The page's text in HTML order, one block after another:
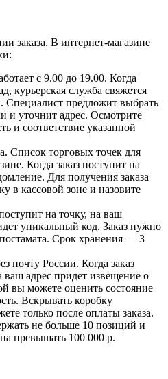
заказа. В интернет-магазине
с 9.00 до 19.00. Когда
курьерская служба свяжется
Специалист предложит выбрать
и уточнит адрес. Осмотрите
и соответствие указанной
Список торговых точек для
Когда заказ поступит на
Для получения заказа
в кассовой зоне и назовите
на точку, на ваш
уникальный код. Заказ нужно
Срок хранения — 3
почту России. Когда заказ
ваш адрес придет извещение о
вы можете оценить состояние
Вскрывать коробку
только после оплаты заказа.
не больше 10 позиций и
превышать 100 000 р.